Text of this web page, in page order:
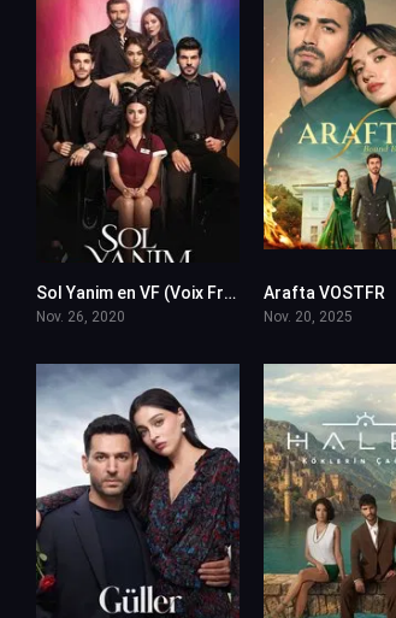
9.1Sol Yanim en VF (Voix Francaise)
Nov. 26, 2020
Arafta VOSTFR
Nov. 20, 2025